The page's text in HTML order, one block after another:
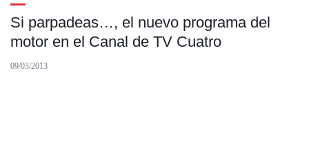
Si parpadeas…, el nuevo programa del
motor en el Canal de TV Cuatro
09/03/2013